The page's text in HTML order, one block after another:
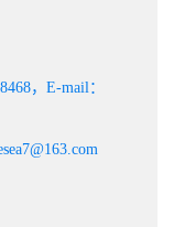
，E-mail：